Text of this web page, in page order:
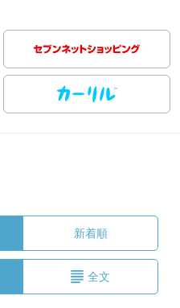
新着順
全文